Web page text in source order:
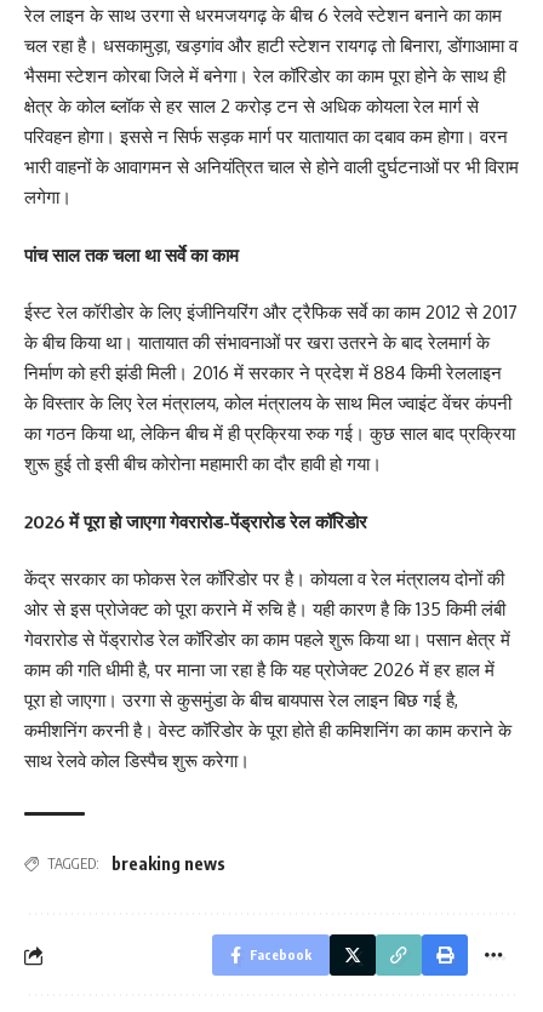
रेल लाइन के साथ उरगा से धरमजयगढ़ के बीच 6 रेलवे स्टेशन बनाने का काम
चल रहा है। धसकामुड़ा, खड़गांव और हाटी स्टेशन रायगढ़ तो बिनारा, डोंगाआमा व
भैसमा स्टेशन कोरबा जिले में बनेगा। रेल कॉरिडोर का काम पूरा होने के साथ ही
क्षेत्र के कोल ब्लॉक से हर साल 2 करोड़ टन से अधिक कोयला रेल मार्ग से
परिवहन होगा। इससे न सिर्फ सड़क मार्ग पर यातायात का दबाव कम होगा। वरन
भारी वाहनों के आवागमन से अनियंत्रित चाल से होने वाली दुर्घटनाओं पर भी विराम
लगेगा।
पांच साल तक चला था सर्वे का काम
ईस्ट रेल कॉरीडोर के लिए इंजीनियरिंग और ट्रैफिक सर्वे का काम 2012 से 2017
के बीच किया था। यातायात की संभावनाओं पर खरा उतरने के बाद रेलमार्ग के
निर्माण को हरी झंडी मिली। 2016 में सरकार ने प्रदेश में 884 किमी रेललाइन
के विस्तार के लिए रेल मंत्रालय, कोल मंत्रालय के साथ मिल ज्वाइंट वेंचर कंपनी
का गठन किया था, लेकिन बीच में ही प्रक्रिया रुक गई। कुछ साल बाद प्रक्रिया
शुरू हुई तो इसी बीच कोरोना महामारी का दौर हावी हो गया।
2026 में पूरा हो जाएगा गेवरारोड-पेंड्रारोड रेल कॉरिडोर
केंद्र सरकार का फोकस रेल कॉरिडोर पर है। कोयला व रेल मंत्रालय दोनों की
ओर से इस प्रोजेक्ट को पूरा कराने में रुचि है। यही कारण है कि 135 किमी लंबी
गेवरारोड से पेंड्रारोड रेल कॉरिडोर का काम पहले शुरू किया था। पसान क्षेत्र में
काम की गति धीमी है, पर माना जा रहा है कि यह प्रोजेक्ट 2026 में हर हाल में
पूरा हो जाएगा। उरगा से कुसमुंडा के बीच बायपास रेल लाइन बिछ गई है,
कमीशनिंग करनी है। वेस्ट कॉरिडोर के पूरा होते ही कमिशनिंग का काम कराने के
साथ रेलवे कोल डिस्पैच शुरू करेगा।
TAGGED: breaking news
Facebook